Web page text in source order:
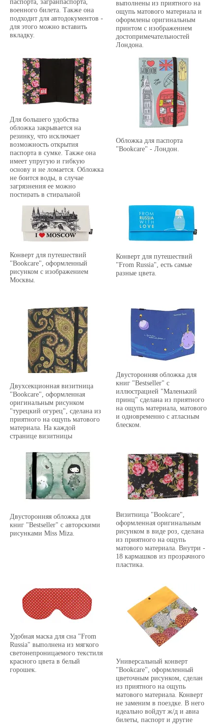
военного билета. Также она
подходит для автодокументов -
для этого можно вставить
вкладку.
выполнены из приятного на
ощупь матового материала и
оформлены оригинальным
принтом с изображением
достопримечательностей
Лондона.
Для большего удобства
обложка закрывается на
резинку, что исключает
возможность открытия
паспорта в сумке. Также она
имеет упругую и гибкую
основу и не ломается. Обложка
не боится воды, в случае
загрязнения ее можно
постирать в стиральной
Обложка для паспорта
"Bookcare" - Лондон.
Конверт для путешествий
"Bookcare", оформленный
рисунком с изображением
Москвы.
Конверт для путешествий
"From Russia", есть самые
разные цвета.
Двухсекционная визитница
"Bookcare", оформленная
оригинальным рисунком
"турецкий огурец", сделана из
приятного на ощупь матового
материала. На каждой
странице визитницы
из прозрачного пластика.
Визитница рассчитана на 40
визиток.
Двусторонняя обложка для
книг "Bestseller" с
иллюстрацией "Маленький
принц" сделана из приятного
на ощупь материала, матового
и одновременно с атласным
блеском.
Двусторонняя обложка для
книг "Bestseller" с авторскими
рисунками Miss Miza.
Визитница "Bookcare",
оформленная оригинальным
рисунком в виде роз, сделана
из приятного на ощупь
матового материала. Внутри -
18 кармашков из прозрачного
пластика.
Удобная маска для сна "From
Russia" выполнена из мягкого
светонепроницаемого текстиля
красного цвета в белый
горошек.
Универсальный конверт
"Bookcare", оформленный
цветочным рисунком, сделан
из приятного на ощупь
матового материала. Конверт
не заменим в поездке. В него
идеально войдут ж/д и авиа
билеты, паспорт и другие